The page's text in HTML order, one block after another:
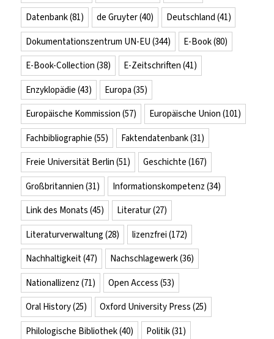
Datenbank(81) de Gruyter(40) Deutschland (41)
Dokumentationszentrum UN-EU (344) E-Book(80)
E-Book-Collection (38) E-Zeitschriften (41)
Enzyklopädie (43) Europa (35)
Europäische Kommission (57) Europäische Union (101)
Fachbibliographie (55) Faktendatenbank(31)
Freie Universität Berlin (51) Geschichte (167)
Großbritannien (31) Informationskompetenz (34)
Link des Monats (45) Literatur(27)
Literaturverwaltung (28) lizenzfrei (172)
Nachhaltigkeit(47) Nachschlagewerk(36)
Nationallizenz (71) Open Access (53)
Oral History(25) Oxford University Press (25)
Philologische Bibliothek(40) Politik(31)